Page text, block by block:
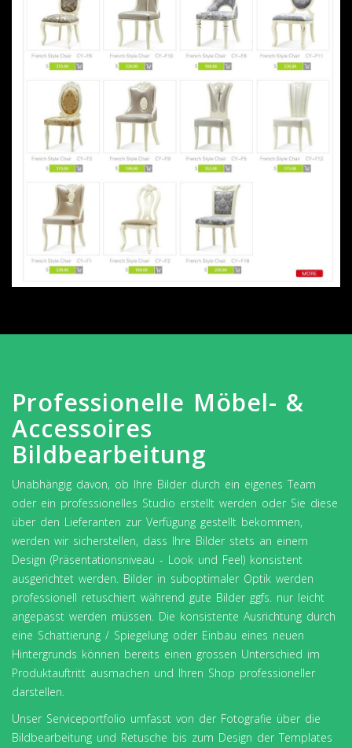
Professionelle Möbel- &
Accessoires
Bildbearbeitung
Unabhängig davon, ob Ihre Bilder durch ein eigenes Team
oder ein professionelles Studio erstellt werden oder Sie diese
über den Lieferanten zur Verfügung gestellt bekommen,
werden wir sicherstellen, dass Ihre Bilder stets an einem
Design (Präsentationsniveau - Look und Feel) konsistent
ausgerichtet werden. Bilder in suboptimaler Optik werden
professionell retuschiert während gute Bilder ggfs. nur leicht
angepasst werden müssen. Die konsistente Ausrichtung durch
eine Schattierung / Spiegelung oder Einbau eines neuen
Hintergrunds können bereits einen grossen Unterschied im
Produktauftritt ausmachen und Ihren Shop professioneller
darstellen.
Unser Serviceportfolio umfasst von der Fotografie über die
Bildbearbeitung und Retusche bis zum Design der Templates